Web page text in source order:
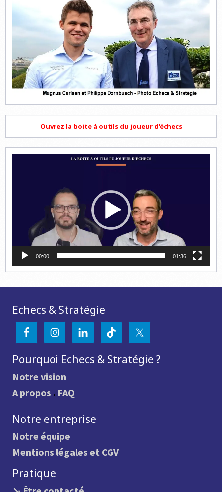
Ouvrez la boite à outils du joueur d'échecs
00:00 01:36
Echecs & Stratégie
Pourquoi Echecs & Stratégie ?
Notre vision
A propos . FAQ
Notre entreprise
Notre équipe
Mentions légales et CGV
Pratique